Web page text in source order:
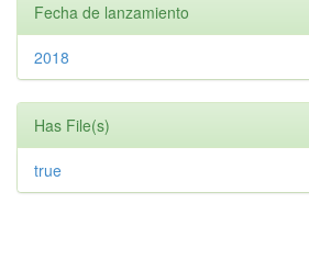
Fecha de lanzamiento
2018
Has File(s)
true